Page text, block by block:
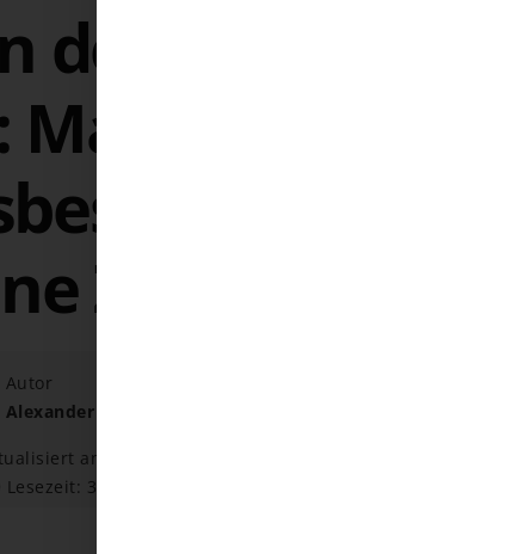
der Offshore-
Zukunft
Autor
Alexander Barth
am 11.06.2026
Lesezeit: 3 Minuten